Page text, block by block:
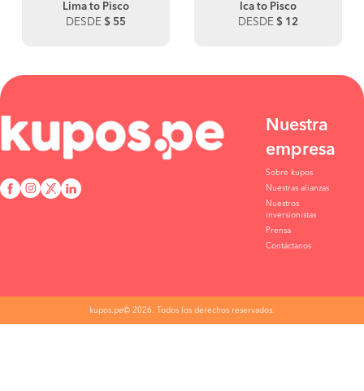
Lima to Pisco
DESDE $ 55
Ica to Pisco
DESDE $ 12
Nuestra
empresa
Sobre kupos
Nuestras alianzas
Nuestros
inversionistas
Prensa
Contáctanos
kupos.pe© 2026. Todos los derechos reservados.